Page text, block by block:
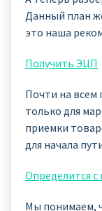
Данный план
это наша
Получить ЭЦП
Почти на всем
только для
приемки
для начала
Определится
Мы понимаем,